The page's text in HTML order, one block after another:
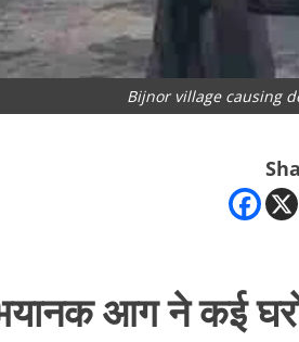
Bijnor village causing
आग ने कई